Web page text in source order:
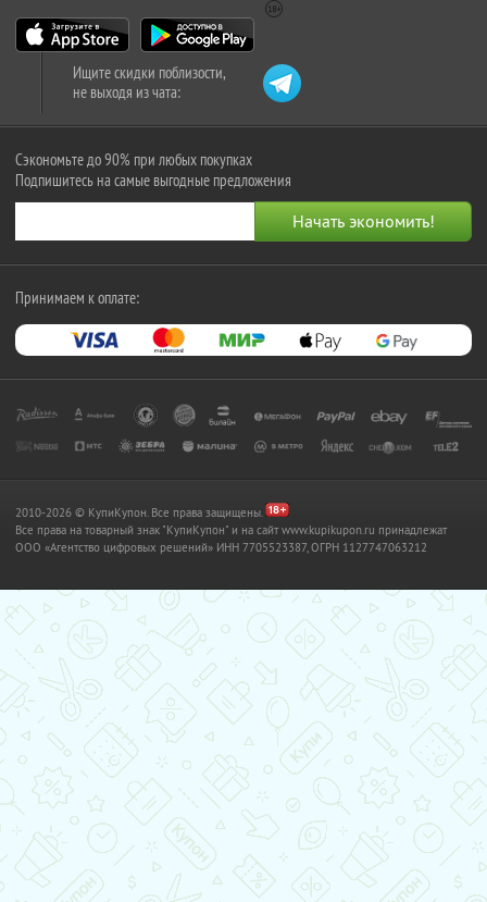
Ищите скидки поблизости,
не выходя из чата:
Сэкономьте до 90% при любых покупках
Подпишитесь на самые выгодные предложения
Принимаем к оплате:
2010-2026 © КупиКупон. Все права защищены.
Все права на товарный знак "КупиКупон" и на сайт www.kupikupon.ru принадлежат
OOO «Агентство цифровых решений» ИНН 7705523387, ОГРН 1127747063212